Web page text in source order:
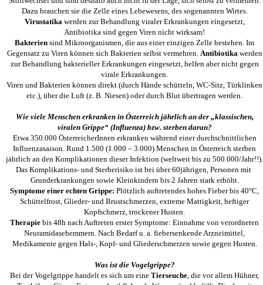
Dazu brauchen sie die Zelle eines Lebewesens, des sogenannten Wirtes.
Virustatikawerden zur Behandlung viraler Erkrankungen eingesetzt,
Antibiotika sind gegen Viren nicht wirksam!
Bakterien sind Mikroorganismen, die aus einer einzigen Zelle bestehen. Im
Gegensatz zu Viren können sich Bakterien selbst vermehren. Antibiotikawerden
zur Behandlung bakterieller Erkrankungen eingesetzt, helfen aber nicht gegen
virale Erkrankungen.
Viren und Bakterien können direkt (durch Hände schütteln, WC-Sitz, Türklinken
etc.), über die Luft (z. B. Niesen) oder durch Blut übertragen werden.
Wie viele Menschen erkranken in Österreich jährlich an der „klassischen,
viralen Grippe“ (Influenza) bzw. sterben daran?
Etwa 350.000 ÖsterreicherInnen erkranken während einer durchschnittlichen
Influenzasaison. Rund 1.500 (1.000 – 3.000) Menschen in Österreich sterben
jährlich an den Komplikationen dieser Infektion (weltweit bis zu 500.000/Jahr!!).
Das Komplikations- und Sterberisiko ist bei über 60jährigen, Personen mit
Grunderkrankungen sowie Kleinkindern bis 2 Jahren stark erhöht.
Symptome einer echten Grippe: Plötzlich auftretendes hohes Fieber bis 40°C,
Schüttelfrost, Glieder- und Brustschmerzen, extreme Mattigkeit, heftiger
Kopfschmerz, trockener Husten.
Therapie bis 48h nach Auftreten erster Symptome: Einnahme von verordneten
Neuramidasehemmern. Nach Bedarf u. a. fiebersenkende Arzneimittel,
Medikamente gegen Hals-, Kopf- und Gliederschmerzen sowie gegen Husten.
Was ist die Vogelgrippe?
Bei der Vogelgrippe handelt es sich um eine Tierseuche, die vor allem Hühner,